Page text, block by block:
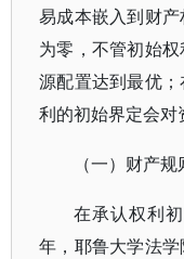
易成本嵌入到财
为零，不管初始
源配置达到最优
利的初始界定会对
（一）财产
在承认权利
年，耶鲁大学法